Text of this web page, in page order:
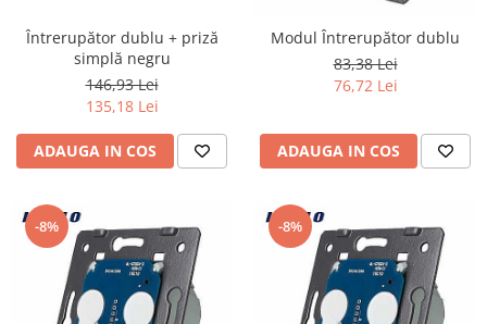
Întrerupător dublu + priză
simplă negru
146,93 Lei
135,18 Lei
ADAUGA IN COS
Modul Întrerupător dublu
83,38 Lei
76,72 Lei
ADAUGA IN COS
-8% -8%